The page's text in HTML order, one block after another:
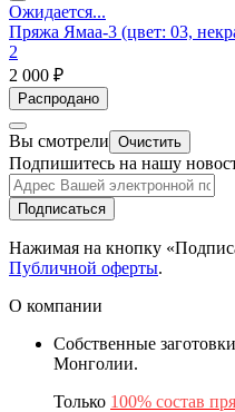
Ожидается...
Пряжа Ямаа-3 (цвет: 03,
2
2 000 ₽
Распродано
Вы смотрели Очистить
Подпишитесь на нашу
Подписаться
Нажимая на кнопку
Публичной оферты.
О компании
Собственные
Монголии.
Только 100% состав